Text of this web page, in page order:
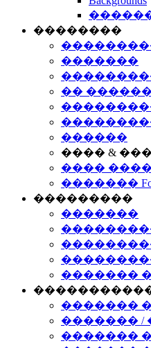
��������
�������
��
������
���� &
����
�������
���������
�������
�������
�������
������� /
�������